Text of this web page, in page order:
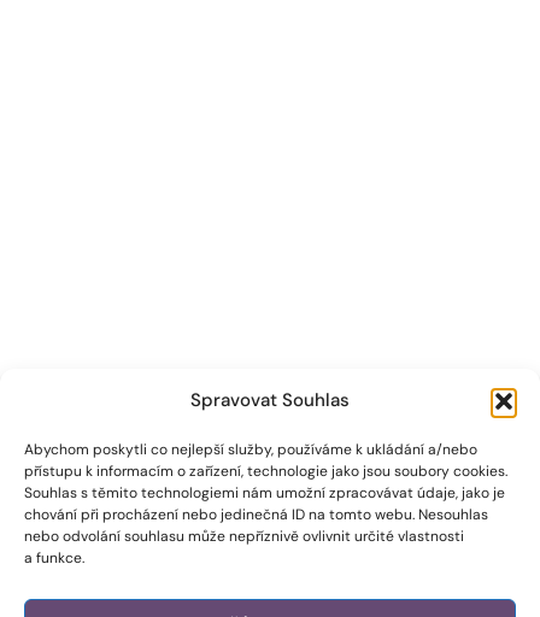
Spravovat Souhlas
Abychom poskytli co nejlepší služby, používáme k ukládání a/nebo
přístupu k informacím o zařízení, technologie jako jsou soubory cookies.
Souhlas s těmito technologiemi nám umožní zpracovávat údaje, jako je
chování při procházení nebo jedinečná ID na tomto webu. Nesouhlas
nebo odvolání souhlasu může nepříznivě ovlivnit určité vlastnosti
a funkce.